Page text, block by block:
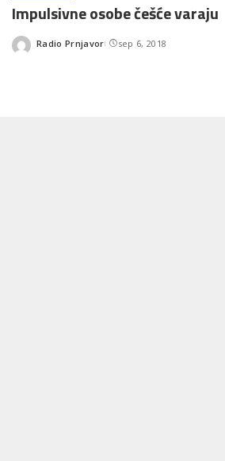
Impulsivne osobe češće varaju
Posted
Radio Prnjavor sep 6, 2018